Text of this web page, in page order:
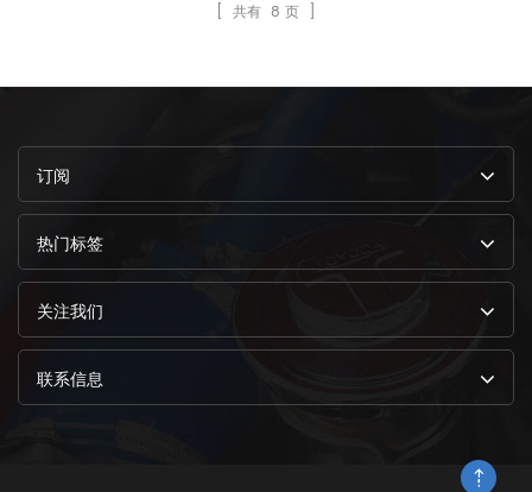
[ 共有 8 页 ]
订阅
热门标签
关注我们
联系信息